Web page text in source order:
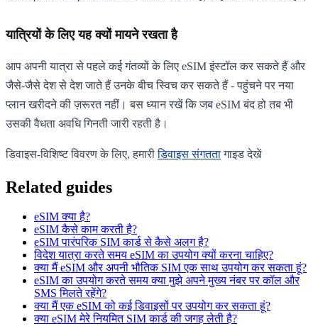
यात्रियों के लिए यह क्यों मायने रखता है
आप अपनी यात्रा से पहले कई गंतव्यों के लिए eSIM इंस्टॉल कर सकते हैं और
जैसे-जैसे देश से देश जाते हैं उनके बीच स्विच कर सकते हैं - पहुंचने पर नया
प्लान खरीदने की ज़रूरत नहीं। बस ध्यान रखें कि जब eSIM बंद हो तब भी
उसकी वैधता अवधि गिनती जारी रहती है।
डिवाइस-विशिष्ट विवरण के लिए, हमारीडिवाइस संगततागाइड देखें
Related guides
eSIM क्या है?
eSIM कैसे काम करती है?
eSIM पारंपरिक SIM कार्ड से कैसे अलग है?
विदेश यात्रा करते समय eSIM का उपयोग क्यों करना चाहिए?
क्या मैं eSIM और अपनी भौतिक SIM एक साथ उपयोग कर सकता हूं?
eSIM का उपयोग करते समय क्या मुझे अपने मुख्य नंबर पर कॉल और
SMS मिलते रहेंगे?
क्या मैं एक eSIM को कई डिवाइसों पर उपयोग कर सकता हूं?
क्या eSIM मेरे नियमित SIM कार्ड की जगह लेती है?